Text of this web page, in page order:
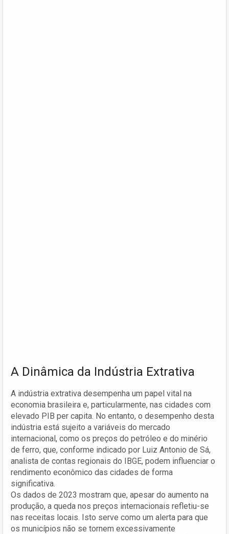
A Dinâmica da Indústria Extrativa
A indústria extrativa desempenha um papel vital na
economia brasileira e, particularmente, nas cidades com
elevado PIB per capita. No entanto, o desempenho desta
indústria está sujeito a variáveis do mercado
internacional, como os preços do petróleo e do minério
de ferro, que, conforme indicado por Luiz Antonio de Sá,
analista de contas regionais do IBGE, podem influenciar o
rendimento econômico das cidades de forma
significativa.
Os dados de 2023 mostram que, apesar do aumento na
produção, a queda nos preços internacionais refletiu-se
nas receitas locais. Isto serve como um alerta para que
os municípios não se tornem excessivamente